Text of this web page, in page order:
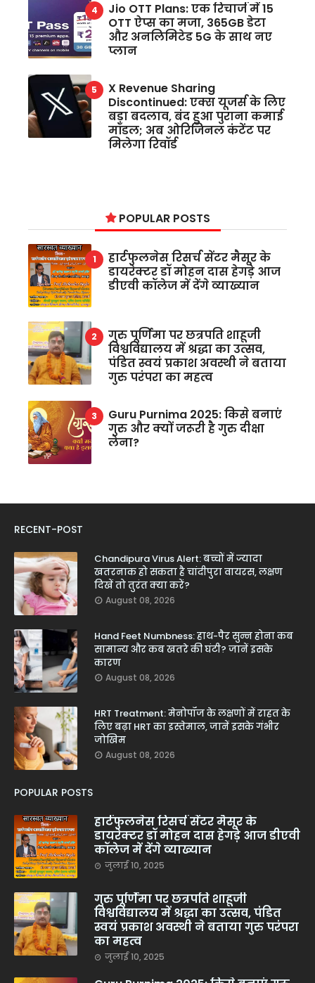
Jio OTT Plans: एक रिचार्ज में 15
OTT ऐप्स का मजा, 365GB डेटा
और अनलिमिटेड 5G के साथ नए
प्लान
X Revenue Sharing
Discontinued: एक्स यूजर्स के लिए
बड़ा बदलाव, बंद हुआ पुराना कमाई
मॉडल; अब ओरिजिनल कंटेंट पर
मिलेगा रिवॉर्ड
POPULAR POSTS
हार्टफुलनेस रिसर्च सेंटर मैसूर के
डायरेक्टर डॉ मोहन दास हेगड़े आज
डीएवी कॉलेज में देंगे व्याख्यान
गुरु पूर्णिमा पर छत्रपति शाहूजी
विश्वविद्यालय में श्रद्धा का उत्सव,
पंडित स्वयं प्रकाश अवस्थी ने बताया
गुरु परंपरा का महत्व
Guru Purnima 2025: किसे बनाएं
गुरु और क्यों जरूरी है गुरु दीक्षा
लेना?
RECENT-POST
Chandipura Virus Alert: बच्चों में ज्यादा
खतरनाक हो सकता है चांदीपुरा वायरस, लक्षण
दिखें तो तुरंत क्या करें?
August 08, 2026
Hand Feet Numbness: हाथ-पैर सुन्न होना कब
सामान्य और कब खतरे की घंटी? जानें इसके
कारण
August 08, 2026
HRT Treatment: मेनोपॉज के लक्षणों में राहत के
लिए बढ़ा HRT का इस्तेमाल, जानें इसके गंभीर
जोखिम
August 08, 2026
POPULAR POSTS
हार्टफुलनेस रिसर्च सेंटर मैसूर के
डायरेक्टर डॉ मोहन दास हेगड़े आज डीएवी
कॉलेज में देंगे व्याख्यान
जुलाई 10, 2025
गुरु पूर्णिमा पर छत्रपति शाहूजी
विश्वविद्यालय में श्रद्धा का उत्सव, पंडित
स्वयं प्रकाश अवस्थी ने बताया गुरु परंपरा
का महत्व
जुलाई 10, 2025